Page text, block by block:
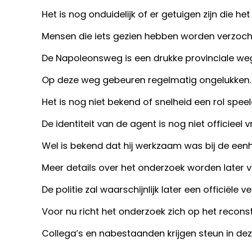
Het is nog onduidelijk of er getuigen zijn die
Mensen die iets gezien hebben worden
De Napoleonsweg is een drukke provinciale
Op deze weg gebeuren regelmatig ongelukken.
Het is nog niet bekend of snelheid een rol
De identiteit van de agent is nog niet officieel
Wel is bekend dat hij werkzaam was bij de
Meer details over het onderzoek worden later
De politie zal waarschijnlijk later een officiële
Voor nu richt het onderzoek zich op het
Collega’s en nabestaanden krijgen steun in